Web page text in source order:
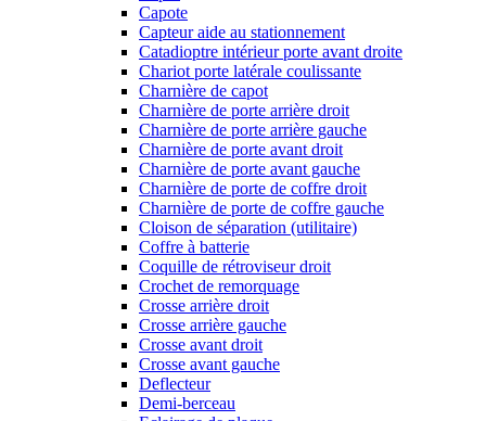
Capote
Capteur aide au stationnement
Catadioptre intérieur porte avant droite
Chariot porte latérale coulissante
Charnière de capot
Charnière de porte arrière droit
Charnière de porte arrière gauche
Charnière de porte avant droit
Charnière de porte avant gauche
Charnière de porte de coffre droit
Charnière de porte de coffre gauche
Cloison de séparation (utilitaire)
Coffre à batterie
Coquille de rétroviseur droit
Crochet de remorquage
Crosse arrière droit
Crosse arrière gauche
Crosse avant droit
Crosse avant gauche
Deflecteur
Demi-berceau